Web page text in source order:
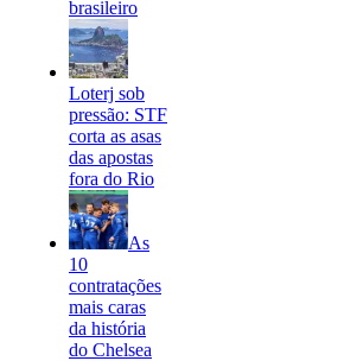
brasileiro
Loterj sob
pressão: STF
corta as asas
das apostas
fora do Rio
As
10
contratações
mais caras
da história
do Chelsea